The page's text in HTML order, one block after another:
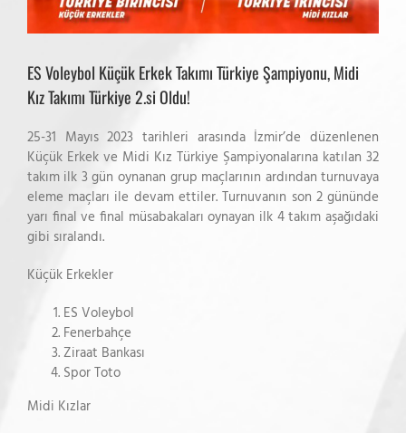
ES Voleybol Küçük Erkek Takımı Türkiye Şampiyonu, Midi
Kız Takımı Türkiye 2.si Oldu!
25-31 Mayıs 2023 tarihleri arasında İzmir’de düzenlenen
Küçük Erkek ve Midi Kız Türkiye Şampiyonalarına katılan 32
takım ilk 3 gün oynanan grup maçlarının ardından turnuvaya
eleme maçları ile devam ettiler. Turnuvanın son 2 gününde
yarı final ve final müsabakaları oynayan ilk 4 takım aşağıdaki
gibi sıralandı.
Küçük Erkekler
ES Voleybol
Fenerbahçe
Ziraat Bankası
Spor Toto
Midi Kızlar